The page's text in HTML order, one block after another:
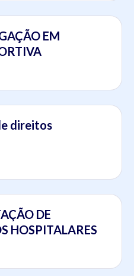
EM
direitos
DE
HOSPITALARES